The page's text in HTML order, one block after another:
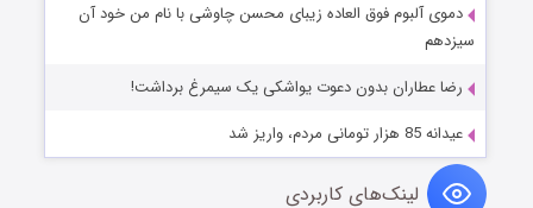
دموی آلبوم فوق العاده زیبای محسن چاوشی با نام من خود آن
سیزدهم
رضا عطاران بدون دعوت یواشکی یک سیمرغ برداشت!
عیدانه 85 هزار تومانی مردم، واریز شد
لینک‌های کاربردی